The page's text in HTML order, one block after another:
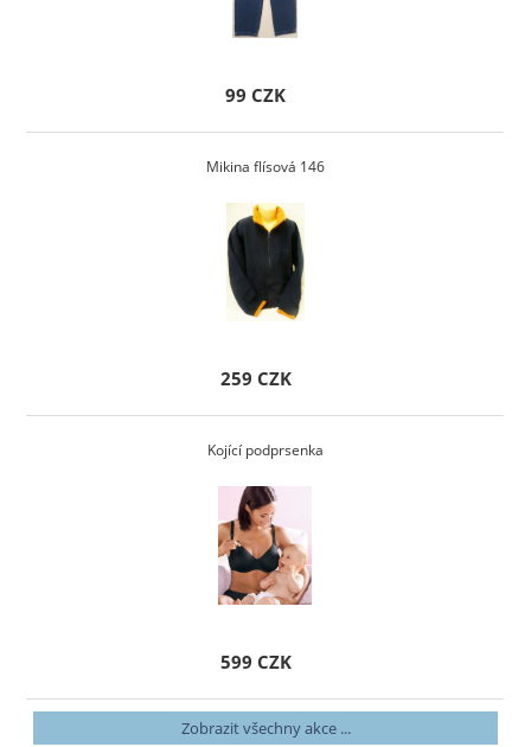
99 CZK
Mikina flísová 146
259 CZK
Kojící podprsenka
599 CZK
Zobrazit všechny akce ...